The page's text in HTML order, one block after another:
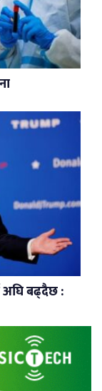
अघि बढ्दैछ :